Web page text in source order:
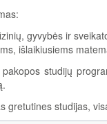
gyvybės ir
išlaikiusiems
studijų
gretutines studijas,